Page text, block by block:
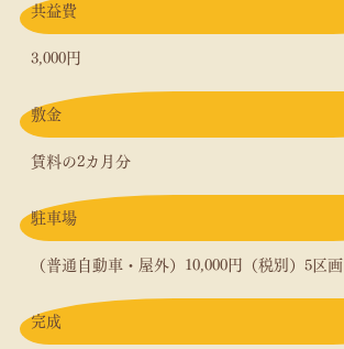
共益費
3,000円
敷金
賃料の2カ月分
駐車場
（普通自動車・屋外）10,000円（税別）5区画
完成